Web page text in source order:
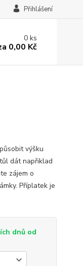
Přihlášení
0ks
0,00 Kč
výšku
dát napřiklad
zájem o
Příplatek je
dnů od